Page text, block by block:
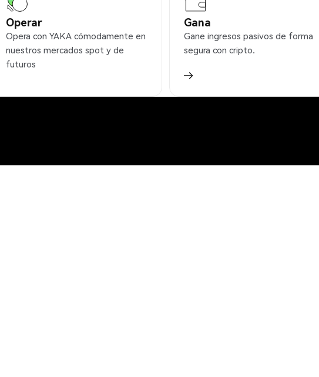
Operar
Opera con YAKA cómodamente en
nuestros mercados spot y de
futuros
Gana
Gane ingresos pasivos de forma
segura con cripto.